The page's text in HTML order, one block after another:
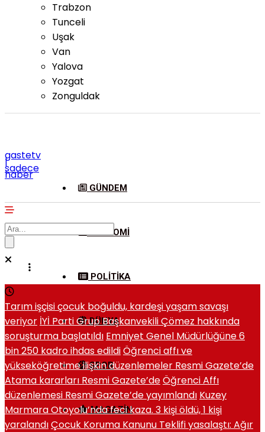
Trabzon
Tunceli
Uşak
Van
Yalova
Yozgat
Zonguldak
gastetv
|
sadece
haber
GÜNDEM
EKONOMI
POLITIKA
DÜNYA
SPOR
MAGAZIN
Tarım işçisi çocuk boğuldu, kardeşi yaşam savaşı
veriyor İYİ Parti Grup Başkanvekili Çömez hakkında
soruşturma başlatıldı Emniyet Genel Müdürlüğüne 6
bin 250 kadro ihdas edildiÖğrenci affı ve
yükseköğretime ilişkin düzenlemeler Resmi Gazete’de
Atama kararları Resmi Gazete’deÖğrenci Affı
düzenlemesi Resmi Gazete’de yayımlandı Kuzey
Marmara Otoyolu’nda feci kaza. 3 kişi öldü, 1 kişi
yaralandıÇocuk Koruma Kanunu Teklifi yasalaştı: Ağır